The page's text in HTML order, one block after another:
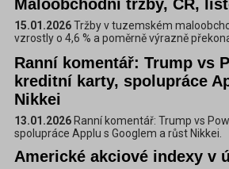
Maloobchodní tržby, ČR,
15.01.2026Tržby v tuzemském
vzrostly o 4,6 % a poměrně výrazně
Ranní komentář: Trump vs
kreditní karty, spolupráce
Nikkei
13.01.2026 Ranní komentář: Trump vs
spolupráce Applu s Googlem a růst Nikkei.
Americké akciové indexy v